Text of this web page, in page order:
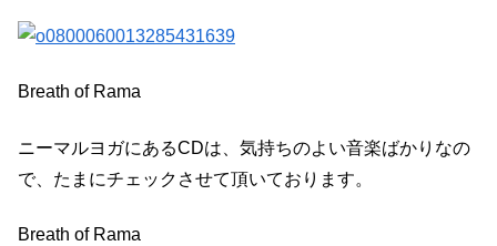
Breath of Rama
ニーマルヨガにあるCDは、気持ちのよい音楽ばかりなの
で、たまにチェックさせて頂いております。
Breath of Rama